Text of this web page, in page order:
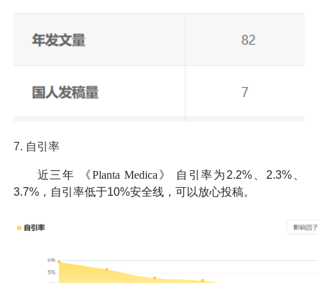
7. 自引率
近三年 《Planta Medica》
自引率为2.2%、2.3%、
3.7%，自引率低于10%安全线，可以放心投稿。